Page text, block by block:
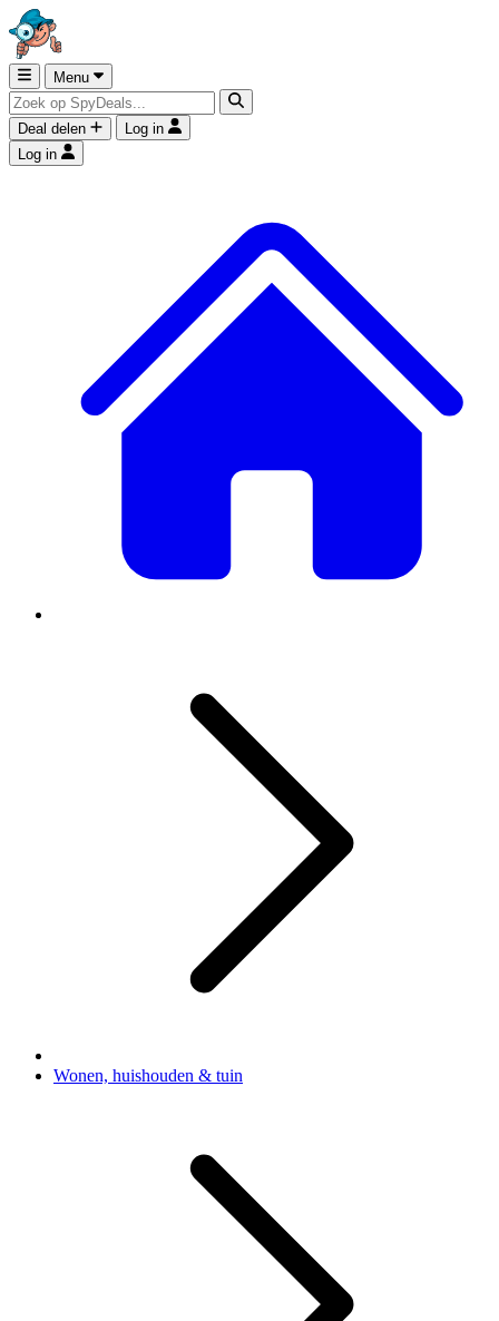
Menu
Deal delen
Log in
Log in
Wonen, huishouden & tuin